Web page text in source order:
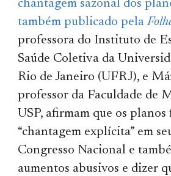
chantagem sazonal dos
também publicado pela
professora do Instituto de
Saúde Coletiva da
Rio de Janeiro (UFRJ), e
professor da Faculdade de
USP, afirmam que os planos
“chantagem explícita” em
Congresso Nacional e
aumentos abusivos e dizer